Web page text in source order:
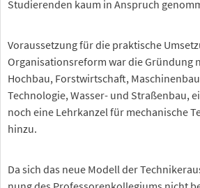
Studierenden kaum in Anspruch
Voraussetzung für die praktische
Organisationsreform war die Gründung
Hochbau, Forstwirtschaft,
Technologie, Wasser- und Straßenbau,
noch eine Lehrkanzel für mechanische
hinzu.
Da sich das neue Modell der